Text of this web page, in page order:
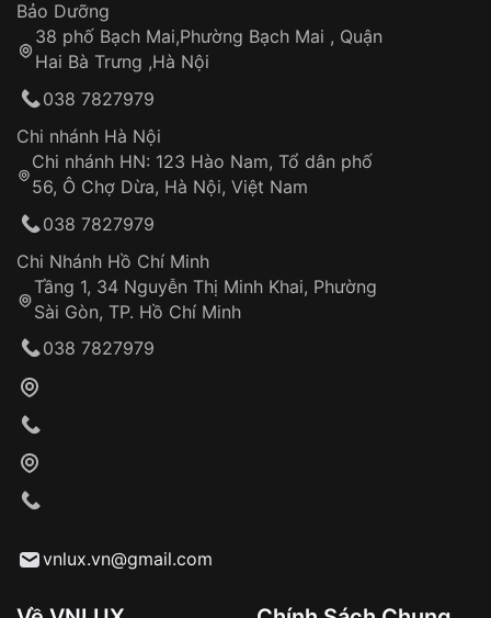
Thời gian tính từ khi xác nhận đơn hàng thành
công
Hotline: 0585 215 215
Từ khóa SEO:
Khách hàng kiểm tra và thanh toán trực tiếp
Từ khóa SEO:
Sản phẩm đã bị:
Tự ý sửa chữa
thống VNLUX
Đảm bảo quyền lợi khách hàng
Đồng hành cùng khách hàng trong suốt quá
trình sử dụng
Bảo Dưỡng
38 phố Bạch Mai,Phường Bạch Mai , Quận
Hai Bà Trưng ,Hà Nội
038 7827979
Chi nhánh Hà Nội
Chi nhánh HN: 123 Hào Nam, Tổ dân phố
56, Ô Chợ Dừa, Hà Nội, Việt Nam
038 7827979
Chi Nhánh Hồ Chí Minh
Tầng 1, 34 Nguyễn Thị Minh Khai, Phường
Sài Gòn, TP. Hồ Chí Minh
038 7827979
vnlux.vn@gmail.com